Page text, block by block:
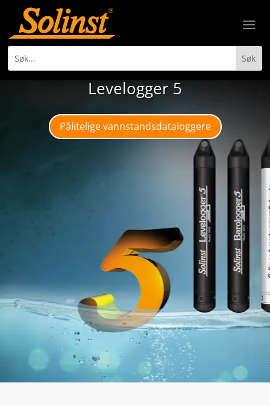
Levelogger 5
Pålitelige vannstandsdataloggere